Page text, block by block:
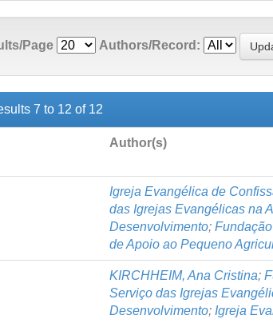
Page Authors/Record:
7 to 12 of 12
Author(s)
Igreja Evangélica de
das Igrejas Evangélicas na
Desenvolvimento;
de Apoio ao Pequeno
KIRCHHEIM, Ana Cristina;
Serviço das Igrejas
Desenvolvimento; Igreja